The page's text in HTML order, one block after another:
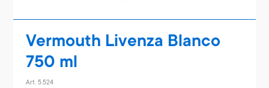
Vermouth Livenza Blanco
750 ml
Art. 5.524